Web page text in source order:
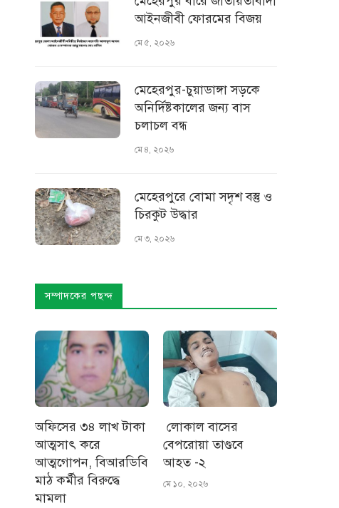
আইনজীবী ফোরমের বিজয়
মে ৫, ২০২৬
মেহেরপুর-চুয়াডাঙ্গা সড়কে
অনির্দিষ্টকালের জন্য বাস
চলাচল বন্ধ
মে ৪, ২০২৬
মেহেরপুরে বোমা সদৃশ বস্তু ও
চিরকুট উদ্ধার
মে ৩, ২০২৬
সম্পাদকের পছন্দ
অফিসের ৩৪ লাখ টাকা
আত্মসাৎ করে
আত্মগোপন, বিআরডিবি
মাঠ কর্মীর বিরুদ্ধে
মামলা
লোকাল বাসের
বেপরোয়া তাণ্ডবে
আহত -২
মে ১০, ২০২৬